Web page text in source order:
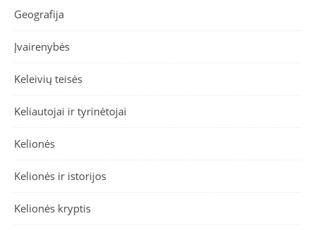
Geografija
Įvairenybės
Keleivių teisės
Keliautojai ir tyrinėtojai
Kelionės
Kelionės ir istorijos
Kelionės kryptis